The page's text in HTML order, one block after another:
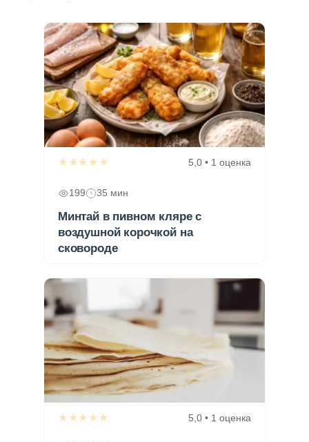
★★★★★ 5,0 • 1 оценка
199 35 мин
Минтай в пивном кляре с
воздушной корочкой на
сковороде
★★★★★ 5,0 • 1 оценка